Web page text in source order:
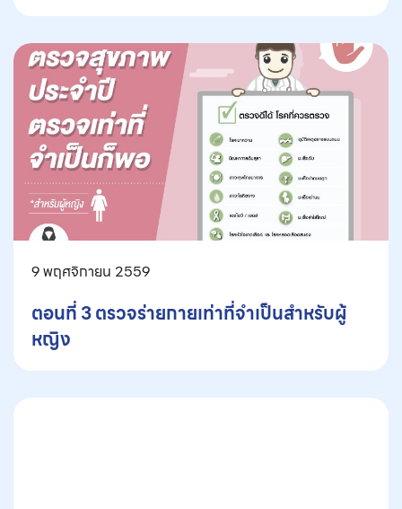
9 พฤศจิกายน 2559
ตอนที่ 3 ตรวจร่ายกายเท่าที่จำเป็นสำหรับผู้
หญิง